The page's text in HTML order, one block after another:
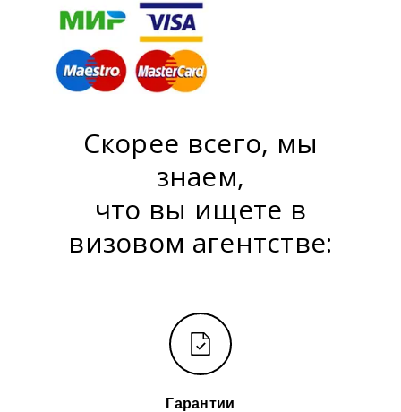
Скорее всего, мы
знаем,
что вы ищете в
визовом агентстве:
Гарантии